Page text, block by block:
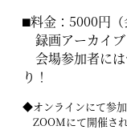
⬛︎料金：5000円
録画アーカイ
会場参加者には
り！
◆オンラインにて参
ZOOMにて開催され